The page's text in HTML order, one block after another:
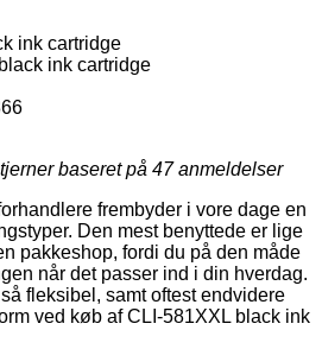
ink cartridge
ink cartridge
baseret på 47anmeldelser
frembyder i vore dage en
Den mest benyttede er lige
pakkeshop, fordi du på den måde
når det passer ind i din hverdag.
fleksibel, samt oftest endvidere
ved køb af CLI-581XXL black ink